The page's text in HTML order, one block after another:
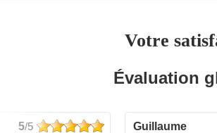
Votre
Évaluation
5/5 guillaume